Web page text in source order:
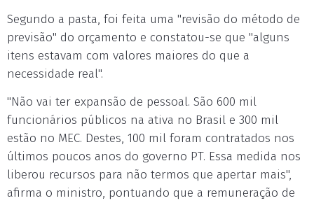
Segundo a pasta, foi feita uma "revisão do método de
previsão" do orçamento e constatou-se que "alguns
itens estavam com valores maiores do que a
necessidade real".
"Não vai ter expansão de pessoal. São 600 mil
funcionários públicos na ativa no Brasil e 300 mil
estão no MEC. Destes, 100 mil foram contratados nos
últimos poucos anos do governo PT. Essa medida nos
liberou recursos para não termos que apertar mais",
afirma o ministro, pontuando que a remuneração de